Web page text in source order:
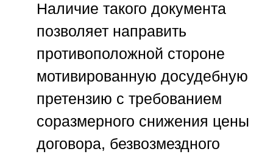
Наличие такого документа
позволяет направить
противоположной стороне
мотивированную досудебную
претензию с требованием
соразмерного снижения цены
договора, безвозмездного